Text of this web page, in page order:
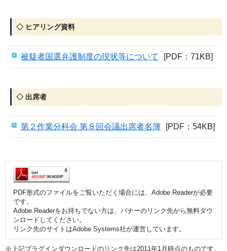
◇ ヒアリング資料
被疑者国選弁護制度の現状等について [PDF：71KB]
◇ 出席者
第２作業分科会 第８回会議出席者名簿 [PDF：54KB]
PDF形式のファイルをご覧いただく場合には、Adobe Readerが必要
です。
Adobe Readerをお持ちでない方は、バナーのリンク先から無料ダウ
ンロードしてください。
リンク先のサイトはAdobe Systems社が運営しています。
※上記プラグインダウンロードのリンク先は2011年1月時点のものです。